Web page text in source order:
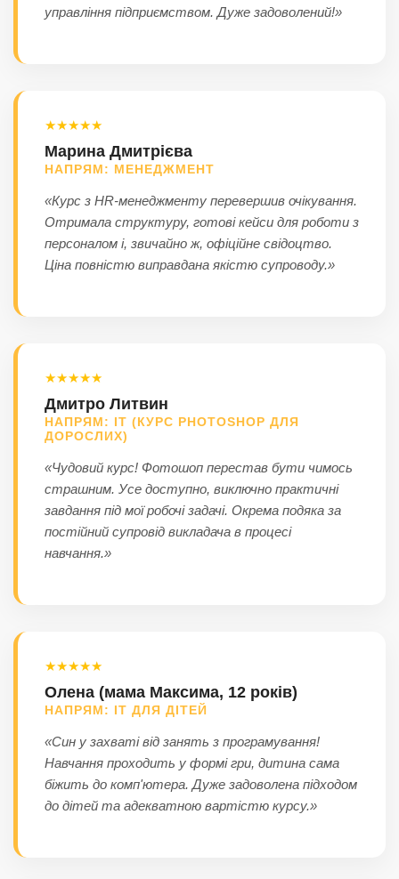
управління підприємством. Дуже задоволений!»
★★★★★
Марина Дмитрієва
НАПРЯМ: МЕНЕДЖМЕНТ
«Курс з HR-менеджменту перевершив очікування.
Отримала структуру, готові кейси для роботи з
персоналом і, звичайно ж, офіційне свідоцтво.
Ціна повністю виправдана якістю супроводу.»
★★★★★
Дмитро Литвин
НАПРЯМ: ІТ (КУРС PHOTOSHOP ДЛЯ
ДОРОСЛИХ)
«Чудовий курс! Фотошоп перестав бути чимось
страшним. Усе доступно, виключно практичні
завдання під мої робочі задачі. Окрема подяка за
постійний супровід викладача в процесі
навчання.»
★★★★★
Олена (мама Максима, 12 років)
НАПРЯМ: ІТ ДЛЯ ДІТЕЙ
«Син у захваті від занять з програмування!
Навчання проходить у формі гри, дитина сама
біжить до комп'ютера. Дуже задоволена підходом
до дітей та адекватною вартістю курсу.»